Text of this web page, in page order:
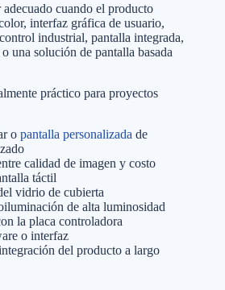
cuando el producto
interfaz gráfica de usuario,
industrial, pantalla integrada,
una solución de pantalla basada
práctico para proyectos
o pantalla personalizada de
calidad de imagen y costo
táctil
vidrio de cubierta
de alta luminosidad
la placa controladora
o interfaz
del producto a largo